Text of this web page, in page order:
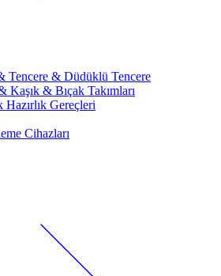
Tencere & Düdüklü Tencere
Kaşık & Bıçak Takımları
Hazırlık Gereçleri
Cihazları